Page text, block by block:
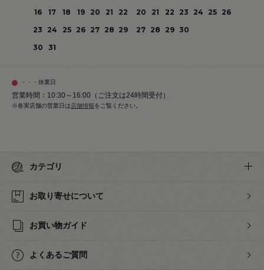
16
17 18 19 20 21
22
23
24 25 26 27 28 29
30
31
20
21 22 23 24 25
26
27 28 29 30
・・・休業日
営業時間：10:30～16:00（ご注文は24時間受付）
※各実店舗の営業日は店舗情報をご覧ください。
カテゴリ
お取り寄せについて
お買い物ガイド
よくあるご質問